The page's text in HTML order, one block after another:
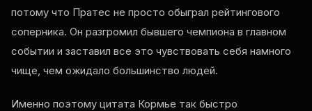
потому что Пратес не просто обыграл рейтингового
соперника. Он разгромил бывшего чемпиона в главном
событии и заставил все это чувствовать себя намного
чище, чем ожидало большинство людей.
Именно поэтому цитата Кормье так быстро